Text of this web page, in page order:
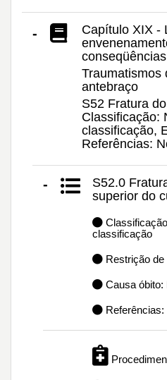
-
Capítulo XIX -
Traumatismos
antebraço
S52 Fratura
Classificação:
classificação,
Referências:
-
S52.0
superior do
classificação
Restrição
Causa óbito: